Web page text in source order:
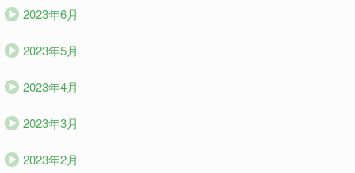
2023年6月
2023年5月
2023年4月
2023年3月
2023年2月